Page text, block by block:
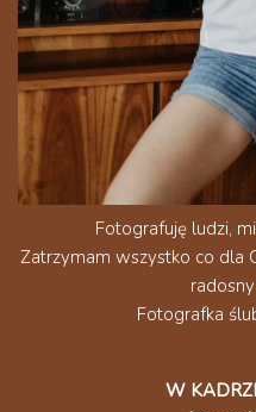
Fotografuję ludzi,
Zatrzymam wszystko co dla
Fotografka
W